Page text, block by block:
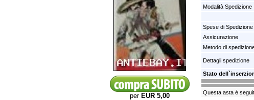
per EUR 5,00
Modalità Spedizione
Spese di Spedizione
Assicurazione
Metodo di
Dettagli spedizione
Stato
Questa asta è